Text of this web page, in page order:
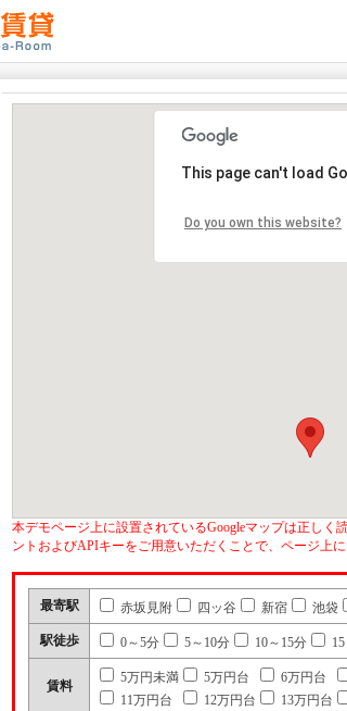
This page can't load
Do you own this website?
本デモページ上に設置されているGoogleマップは正しく
ントおよびAPIキーをご用意いただくことで、ページ上
最寄駅 赤坂見附 四ッ谷 新宿 池袋
駅徒歩 0～5分 5～10分 10～15分
賃料
5万円未満 5万円台 6万円台
11万円台
12万円台 13万円台